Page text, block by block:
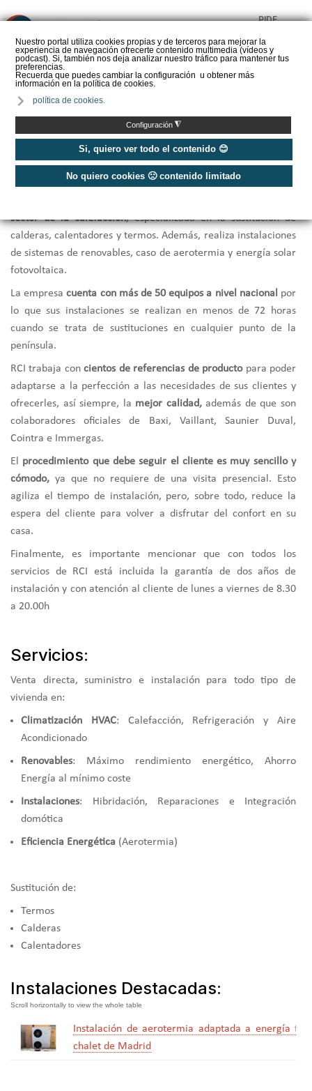
Nuestro portal utiliza cookies propias y de terceros para mejorar la
experiencia de navegación ofrecerte contenido multimedia (vídeos y
podcast). Si, también nos deja analizar nuestro tráfico para mantener tus
preferencias.
Recuerda que puedes cambiar la configuración u obtener más
información en la política de cookies.
política de cookies.
Configuración ◮
Si, quiero ver todo el contenido 😊
No quiero cookies 🙁 contenido limitado
PIDE
CALORYFRIO
Inicio
RCI - Instalación POPULAR
sector de la calefacción, especializada en la sustitución de
calderas, calentadores y termos. Además, realiza instalaciones
de sistemas de renovables, caso de aerotermia y energía solar
fotovoltaica.
La empresacuenta con más de 50 equipos a nivel nacional por
lo que sus instalaciones se realizan en menos de 72 horas
cuando se trata de sustituciones en cualquier punto de la
península.
RCI trabaja concientos de referencias de productopara poder
adaptarse a la perfección a las necesidades de sus clientes y
ofrecerles, así siempre, la mejor calidad,además de que son
colaboradores oficiales de Baxi, Vaillant, Saunier Duval,
Cointra e Immergas.
El procedimiento que debe seguir el cliente es muy sencillo y
cómodo, ya que no requiere de una visita presencial. Esto
agiliza el tiempo de instalación, pero, sobre todo, reduce la
espera del cliente para volver a disfrutar del confort en su
casa.
Finalmente, es importante mencionar que con todos los
servicios de RCI está incluida la garantía de dos años de
instalación y con atención al cliente de lunes a viernes de 8.30
a 20.00h
Servicios:
Venta directa, suministro e instalación para todo tipo de
vivienda en:
Climatización HVAC: Calefacción, Refrigeración y Aire
Acondicionado
Renovables: Máximo rendimiento energético, Ahorro
Energía al mínimo coste
Instalaciones: Hibridación, Reparaciones e Integración
domótica
Eficiencia Energética (Aerotermia)
Sustitución de:
Termos
Calderas
Calentadores
Instalaciones Destacadas:
Instalación de aerotermia adaptada a energía
chalet de Madrid